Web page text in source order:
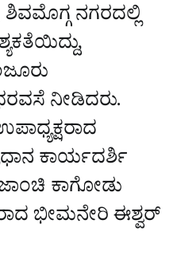
ನಗರದಲ್ಲಿ
ನೀಡಿದರು.
ಕಾರ್ಯದರ್ಶಿ
ಕಾಗೋಡು
ಭೀಮನೇರಿ ಈಶ್ವರ್‌